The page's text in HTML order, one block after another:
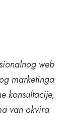
web
marketinga
konsultacije,
van okvira